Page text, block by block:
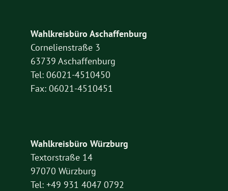
Wahlkreisbüro Aschaffenburg
Cornelienstraße 3
63739 Aschaffenburg
Tel: 06021-4510450
Fax: 06021-4510451
Wahlkreisbüro Würzburg
Textorstraße 14
97070 Würzburg
Tel: +49 931 4047 0792